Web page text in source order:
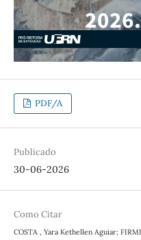
PDF/A
Publicado
30-06-2026
Como Citar
COSTA , Yara Kethellen Aguiar;